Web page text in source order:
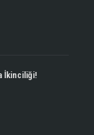
İkinciliği!